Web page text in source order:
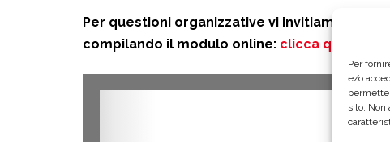
Per
e/o
sito.
Per questioni organizzative vi invitiamo a
compilando il modulo online: clicca qui per